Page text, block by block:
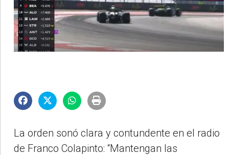
La orden sonó clara y contundente en el radio
de Franco Colapinto: “Mantengan las